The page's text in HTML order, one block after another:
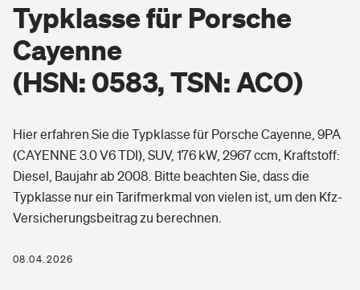
Berufsunfähigkeitsversicherung
Erwerbsunfähigkeitsversicherung
Arbeitsrechtsschutz
Berufshaftpflichtversicherung
Wohnen
Wohngebäudeversicherung
Hausratversicherung
Elementarversicherung
Photovoltaik
Wärmepumpen versichern
Pri­vate Haft­pflicht­
Rechts­schutz­ver­si­che­rung
Gesundheit
Private Krankenversicherung
Typklasse für Porsche
Cayenne
(HSN: 0583, TSN: ACO)
Hier erfahren Sie die Typklasse für Porsche Cayenne, 9PA
(CAYENNE 3.0 V6 TDI), SUV, 176 kW, 2967 ccm, Kraftstoff:
Diesel, Baujahr ab 2008. Bitte beachten Sie, dass die
Typklasse nur ein Tarifmerkmal von vielen ist, um den Kfz-
Versicherungsbeitrag zu berechnen.
08.04.2026